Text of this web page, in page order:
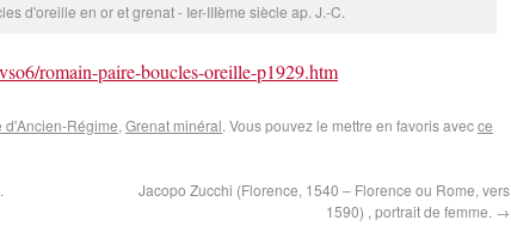
d'oreille en or et grenat - Ier-IIIème siècle ap. J.-C.
romain-paire-boucles-oreille-p1929.htm
d'Ancien-Régime, Grenat minéral. Vous pouvez le mettre en favoris avecce
Jacopo Zucchi (Florence, 1540 – Florence ou Rome, vers
1590) , portrait de femme. →